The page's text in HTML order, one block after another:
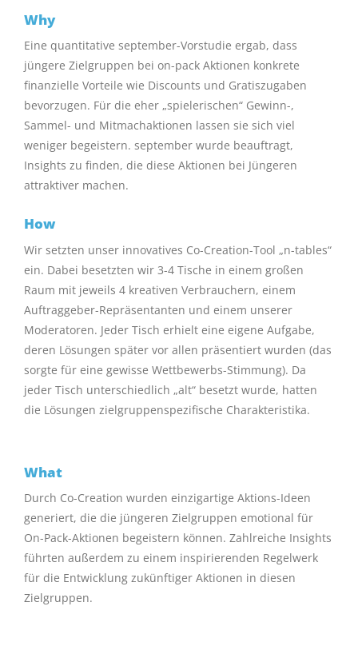
Why
Eine quantitative september-Vorstudie ergab, dass
jüngere Zielgruppen bei on-pack Aktionen konkrete
finanzielle Vorteile wie Discounts und Gratiszugaben
bevorzugen. Für die eher „spielerischen“ Gewinn-,
Sammel- und Mitmachaktionen lassen sie sich viel
weniger begeistern. september wurde beauftragt,
Insights zu finden, die diese Aktionen bei Jüngeren
attraktiver machen.
How
Wir setzten unser innovatives Co-Creation-Tool „n-tables“
ein. Dabei besetzten wir 3-4 Tische in einem großen
Raum mit jeweils 4 kreativen Verbrauchern, einem
Auftraggeber-Repräsentanten und einem unserer
Moderatoren. Jeder Tisch erhielt eine eigene Aufgabe,
deren Lösungen später vor allen präsentiert wurden (das
sorgte für eine gewisse Wettbewerbs-Stimmung). Da
jeder Tisch unterschiedlich „alt“ besetzt wurde, hatten
die Lösungen zielgruppenspezifische Charakteristika.
What
Durch Co-Creation wurden einzigartige Aktions-Ideen
generiert, die die jüngeren Zielgruppen emotional für
On-Pack-Aktionen begeistern können. Zahlreiche Insights
führten außerdem zu einem inspirierenden Regelwerk
für die Entwicklung zukünftiger Aktionen in diesen
Zielgruppen.